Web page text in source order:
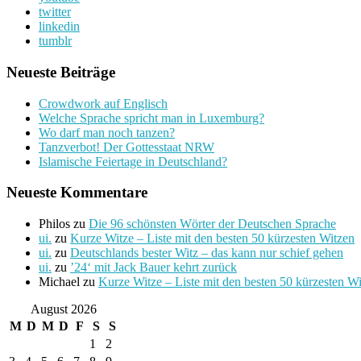
twitter
linkedin
tumblr
Neueste Beiträge
Crowdwork auf Englisch
Welche Sprache spricht man in Luxemburg?
Wo darf man noch tanzen?
Tanzverbot! Der Gottesstaat NRW
Islamische Feiertage in Deutschland?
Neueste Kommentare
Philos zu Die 96 schönsten Wörter der Deutschen Sprache
ui. zu Kurze Witze – Liste mit den besten 50 kürzesten Witzen
ui. zu Deutschlands bester Witz – das kann nur schief gehen
ui. zu ’24‘ mit Jack Bauer kehrt zurück
Michael zu Kurze Witze – Liste mit den besten 50 kürzesten
August 2026
M D M D F S
S
1
2